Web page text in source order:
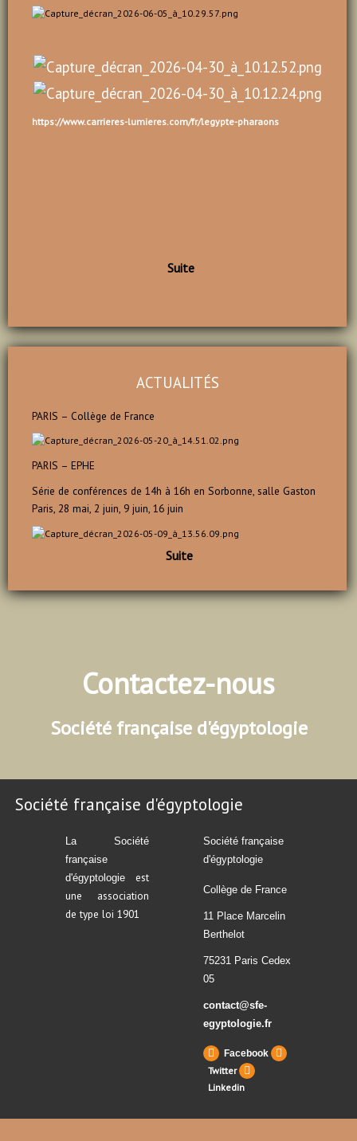
https://www.carrieres-lumieres.com/fr/legypte-pharaons
Suite
ACTUALITÉS
PARIS – Collège de France
PARIS – EPHE
Série de conférences de 14h à 16h en Sorbonne, salle Gaston
Paris, 28 mai, 2 juin, 9 juin, 16 juin
Suite
Contactez-nous
Société française d'égyptologie
Société française d'égyptologie
La Société
française
d'égyptologieest
une association
de type loi 1901
Société française
d'égyptologie
Collège de France
11 Place Marcelin
Berthelot
75231 Paris Cedex
05
contact@sfe-
egyptologie.fr
Facebook
Twitter
Linkedin